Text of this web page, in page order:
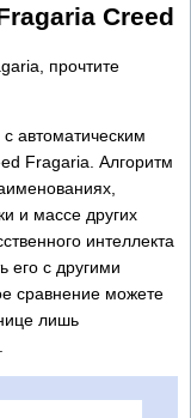
Creed
прочтите
автоматическим
Fragaria. Алгоритм
и массе других
интеллекта
его с другими
сравнение можете
лишь